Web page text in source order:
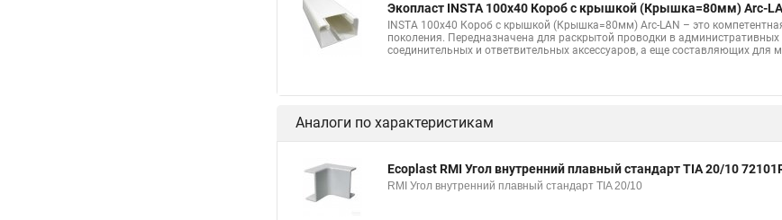
Экопласт INSTA 100x40 Короб с крышкой (Крышка=80мм) Arc-
INSTA 100x40 Короб с крышкой (Крышка=80мм) Arc-LAN – это
поколения. Передназначена для раскрытой проводки в
соединительных и ответвительных аксессуаров, а еще составляющих для
Аналоги по характеристикам
Ecoplast RMI Угол внутренний плавный стандарт TIA 20/10
RMI Угол внутренний плавный стандарт TIA 20/10